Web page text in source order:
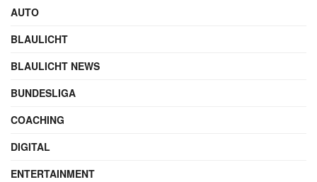
AUTO
BLAULICHT
BLAULICHT NEWS
BUNDESLIGA
COACHING
DIGITAL
ENTERTAINMENT